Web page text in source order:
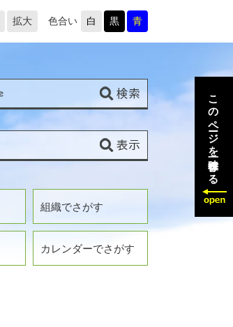
拡大 色合い 白 黒 青
組織でさがす
カレンダーでさがす
このページを一時保存する